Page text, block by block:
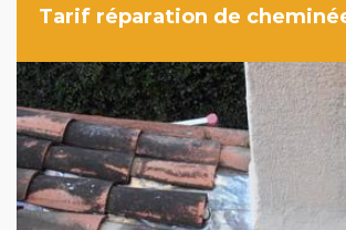
Tarif réparation de